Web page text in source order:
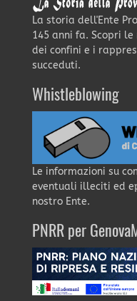
La storia dell'Ente
145 anni fa. Scopri
dei confini e i
succeduti.
Whistleblowing
Le informazioni su
eventuali illeciti ed
nostro Ente.
PNRR per